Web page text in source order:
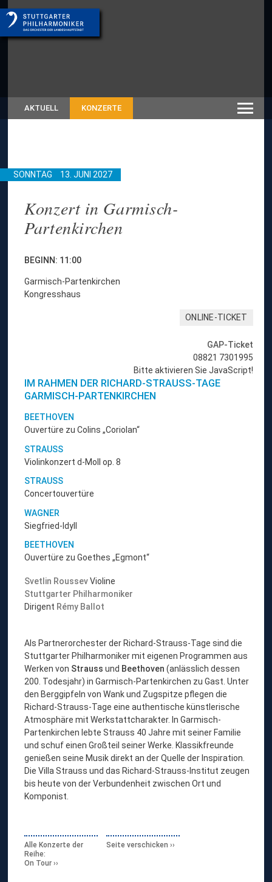
AKTUELL KONZERTE
SONNTAG 13. JUNI 2027
Konzert in Garmisch-
Partenkirchen
BEGINN: 11:00
Garmisch-Partenkirchen
Kongresshaus
ONLINE-TICKET
GAP-Ticket
08821 7301995
Bitte aktivieren Sie JavaScript!
IM RAHMEN DER RICHARD-STRAUSS-TAGE
GARMISCH-PARTENKIRCHEN
BEETHOVEN
Ouvertüre zu Colins „Coriolan“
STRAUSS
Violinkonzert d-Moll op. 8
STRAUSS
Concertouvertüre
WAGNER
Siegfried-Idyll
BEETHOVEN
Ouvertüre zu Goethes „Egmont“
Svetlin RoussevVioline
Stuttgarter Philharmoniker
Dirigent Rémy Ballot
Als Partnerorchester der Richard-Strauss-Tage sind die
Stuttgarter Philharmoniker mit eigenen Programmen aus
Werken von Strauss und Beethoven (anlässlich dessen
200. Todesjahr) in Garmisch-Partenkirchen zu Gast. Unter
den Berggipfeln von Wank und Zugspitze pflegen die
Richard-Strauss-Tage eine authentische künstlerische
Atmosphäre mit Werkstattcharakter. In Garmisch-
Partenkirchen lebte Strauss 40 Jahre mit seiner Familie
und schuf einen Großteil seiner Werke. Klassikfreunde
genießen seine Musik direkt an der Quelle der Inspiration.
Die Villa Strauss und das Richard-Strauss-Institut zeugen
bis heute von der Verbundenheit zwischen Ort und
Komponist.
Alle Konzerte der
Reihe:
On Tour
Seite verschicken